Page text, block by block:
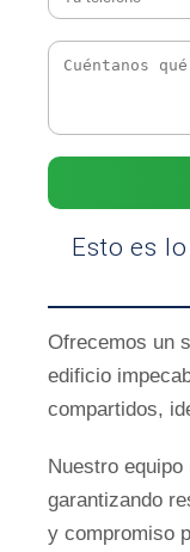
Esto es
Ofrecemos un
edificio
compartidos,
Nuestro
garantizando
y compromiso